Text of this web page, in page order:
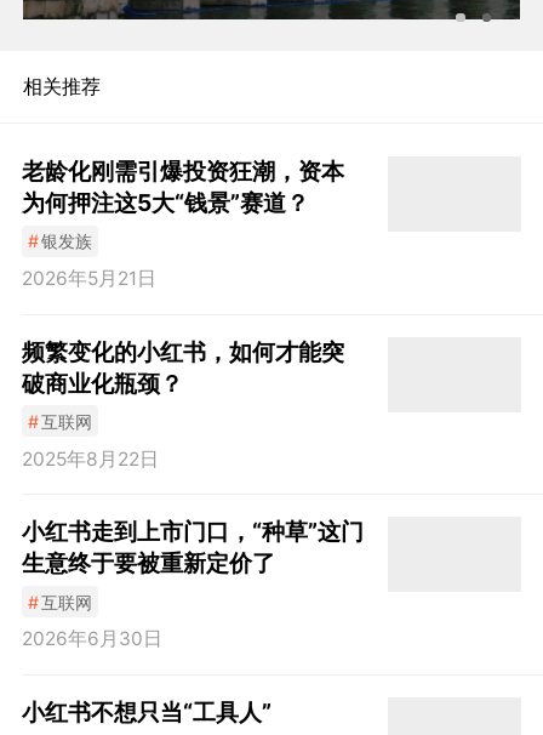
相关推荐
老龄化刚需引爆投资狂潮，资本
为何押注这5大“钱景”赛道？
#银发族
2026年5月21日
频繁变化的小红书，如何才能突
破商业化瓶颈？
#互联网
2025年8月22日
小红书走到上市门口，“种草”这门
生意终于要被重新定价了
#互联网
2026年6月30日
小红书不想只当“工具人”